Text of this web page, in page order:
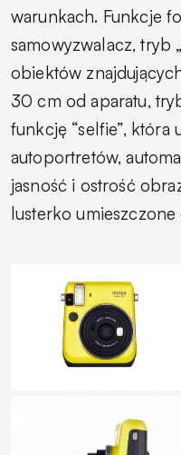
warunkach. Funkcje
samowyzwalacz, tryb
obiektów
30 cm od aparatu,
funkcję “selfie”, która
autoportretów,
jasność i ostrość
lusterko